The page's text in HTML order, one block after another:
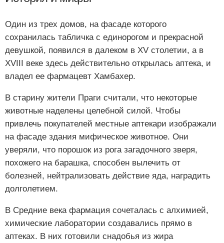
Один из трех домов, на фасаде которого
сохранилась табличка с единорогом и прекрасной
девушкой, появился в далеком в XV столетии, а в
XVIII веке здесь действительно открылась аптека, и
владел ее фармацевт Хамбахер.
В старину жители Праги считали, что некоторые
животные наделены целебной силой. Чтобы
привлечь покупателей местные аптекари изображали
на фасаде здания мифическое животное. Они
уверяли, что порошок из рога загадочного зверя,
похожего на барашка, способен вылечить от
болезней, нейтрализовать действие яда, наградить
долголетием.
В Средние века фармация сочеталась с алхимией,
химические лаборатории создавались прямо в
аптеках. В них готовили снадобья из жира